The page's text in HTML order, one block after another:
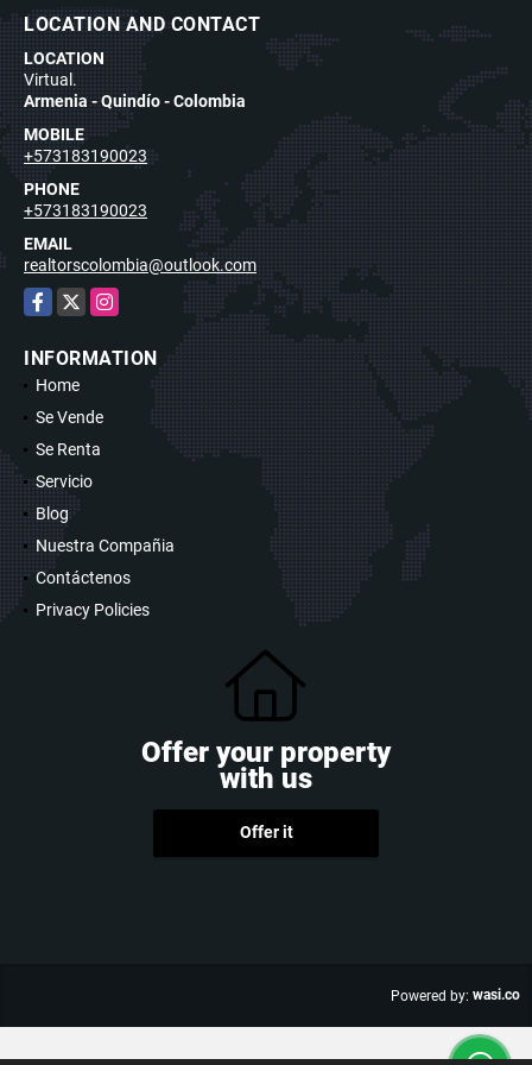
LOCATION AND CONTACT
LOCATION
Virtual.
Armenia - Quindío - Colombia
MOBILE
+573183190023
PHONE
+573183190023
EMAIL
realtorscolombia@outlook.com
Facebook
X Instagram
INFORMATION
Home
Se Vende
Se Renta
Servicio
Blog
Nuestra Compañia
Contáctenos
Privacy Policies
Offer your property
with us
Offer it
Powered by: wasi.co